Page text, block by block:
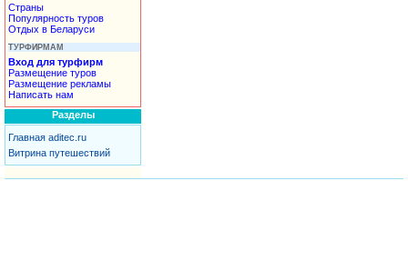
Страны
Популярность туров
Отдых в Беларуси
ТУРФИРМАМ
Вход для турфирм
Размещение туров
Размещение рекламы
Написать нам
Разделы
Главная aditec.ru
Витрина путешествий